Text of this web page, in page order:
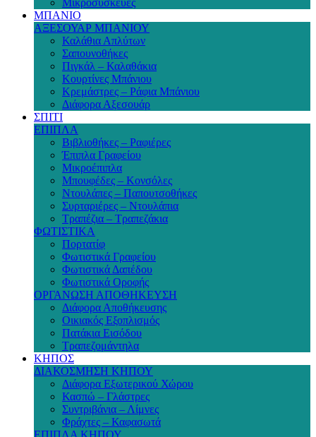
Μικροσυσκευές
ΜΠΑΝΙΟ
ΑΞΕΣΟΥΑΡ ΜΠΑΝΙΟΥ
Καλάθια Απλύτων
Σαπουνοθήκες
Πιγκάλ – Καλαθάκια
Κουρτίνες Μπάνιου
Κρεμάστρες – Ράφια Μπάνιου
Διάφορα Αξεσουάρ
ΣΠΙΤΙ
ΕΠΙΠΛΑ
Βιβλιοθήκες – Ραφιέρες
Έπιπλα Γραφείου
Μικροέπιπλα
Μπουφέδες – Κονσόλες
Ντουλάπες – Παπουτσοθήκες
Συρταριέρες – Ντουλάπια
Τραπέζια – Τραπεζάκια
ΦΩΤΙΣΤΙΚΑ
Πορτατίφ
Φωτιστικά Γραφείου
Φωτιστικά Δαπέδου
Φωτιστικά Οροφής
ΟΡΓΑΝΩΣΗ ΑΠΟΘΗΚΕΥΣΗ
Διάφορα Αποθήκευσης
Οικιακός Εξοπλισμός
Πατάκια Εισόδου
Τραπεζομάντηλα
ΚΗΠΟΣ
ΔΙΑΚΟΣΜΗΣΗ ΚΗΠΟΥ
Διάφορα Εξωτερικού Χώρου
Κασπώ – Γλάστρες
Συντριβάνια – Λίμνες
Φράχτες – Καφασωτά
ΕΠΙΠΛΑ ΚΗΠΟΥ